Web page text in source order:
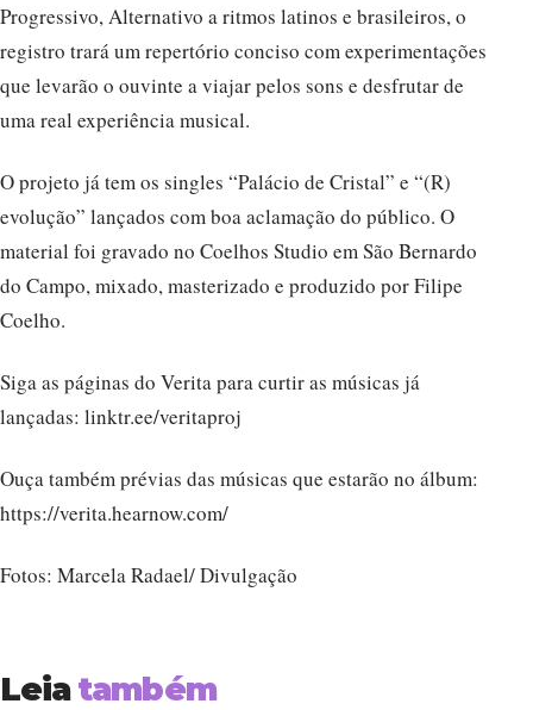
Progressivo, Alternativo a ritmos latinos e brasileiros, o
registro trará um repertório conciso com experimentações
que levarão o ouvinte a viajar pelos sons e desfrutar de
uma real experiência musical.
O projeto já tem os singles “Palácio de Cristal” e “(R)
evolução” lançados com boa aclamação do público. O
material foi gravado no Coelhos Studio em São Bernardo
do Campo, mixado, masterizado e produzido por Filipe
Coelho.
Siga as páginas do Verita para curtir as músicas já
lançadas: linktr.ee/veritaproj
Ouça também prévias das músicas que estarão no álbum:
https://verita.hearnow.com/
Fotos: Marcela Radael/ Divulgação
Leiatambém